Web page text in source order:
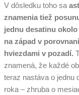
V dôsledku toho sa
znamenia tiež
jednu desatinu
na západ v
hviezdami v pozadí.
znamená, že každé
teraz nastáva o jednu
roka – zhruba o